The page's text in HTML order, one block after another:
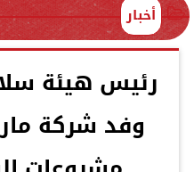
أخبار
رئيس هيئة
وفد شركة